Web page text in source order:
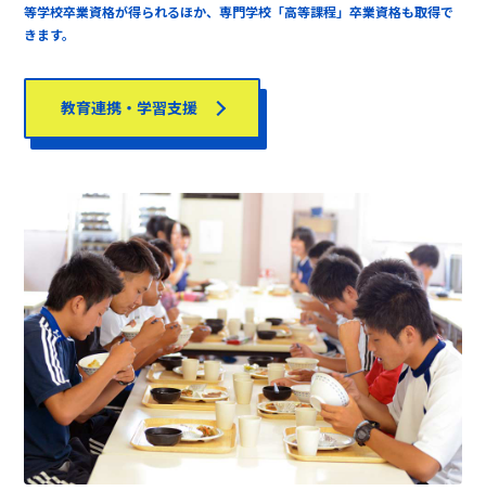
等学校卒業資格が得られるほか、専門学校「高等課程」卒業資格も取得で
きます。
教育連携・学習支援